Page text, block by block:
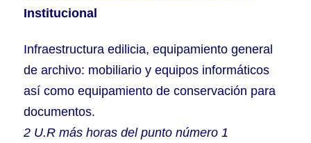
Institucional
Infraestructura edilicia, equipamiento general
de archivo: mobiliario y equipos informáticos
así como equipamiento de conservación para
documentos.
2 U.R más horas del punto número 1